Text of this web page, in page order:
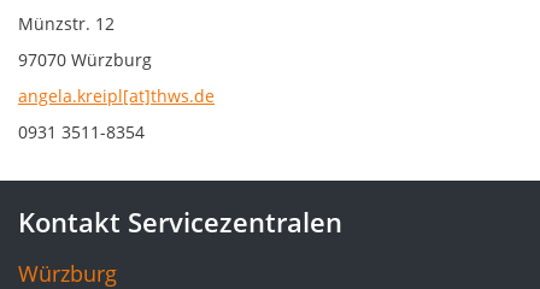
Münzstr. 12
97070 Würzburg
angela.kreipl[at]thws.de
0931 3511-8354
Kontakt Servicezentralen
Würzburg